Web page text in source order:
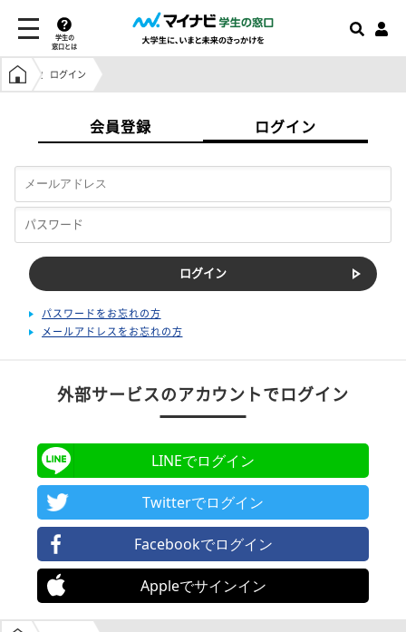
学生の
窓口とは
学生の窓口トップ
ログイン
会員登録 ログイン
パスワードをお忘れの方
メールアドレスをお忘れの方
外部サービスのアカウントでログイン
LINEでログイン
Twitterでログイン
Facebookでログイン
Appleでサインイン